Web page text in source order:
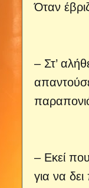
Όταν
– Στ’
– Εκεί
για να